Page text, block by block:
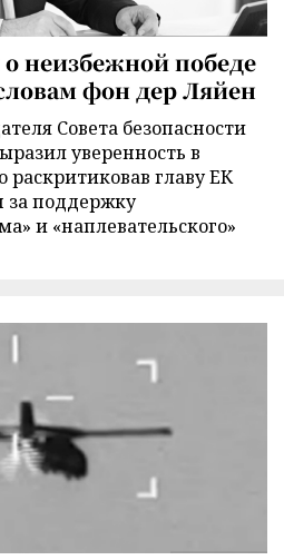
неизбежной победе
фон дер Ляйен
Совета безопасности
уверенность в
раскритиковав главу ЕК
за поддержку
и «наплевательского»